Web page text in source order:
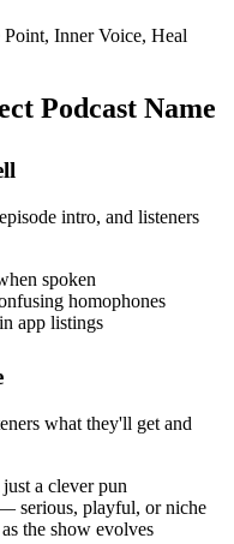
Inner Voice, Heal
Podcast Name
intro, and listeners
spoken
homophones
app listings
what they'll get and
a clever pun
serious, playful, or niche
the show evolves